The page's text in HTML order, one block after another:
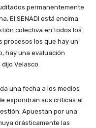
permanentemente
El SENADI está encima
colectiva en todos los
procesos los que hay un
hay una evaluación
Velasco.
una fecha a los medios
expondrán sus críticas al
Apuestan por una
drásticamente las